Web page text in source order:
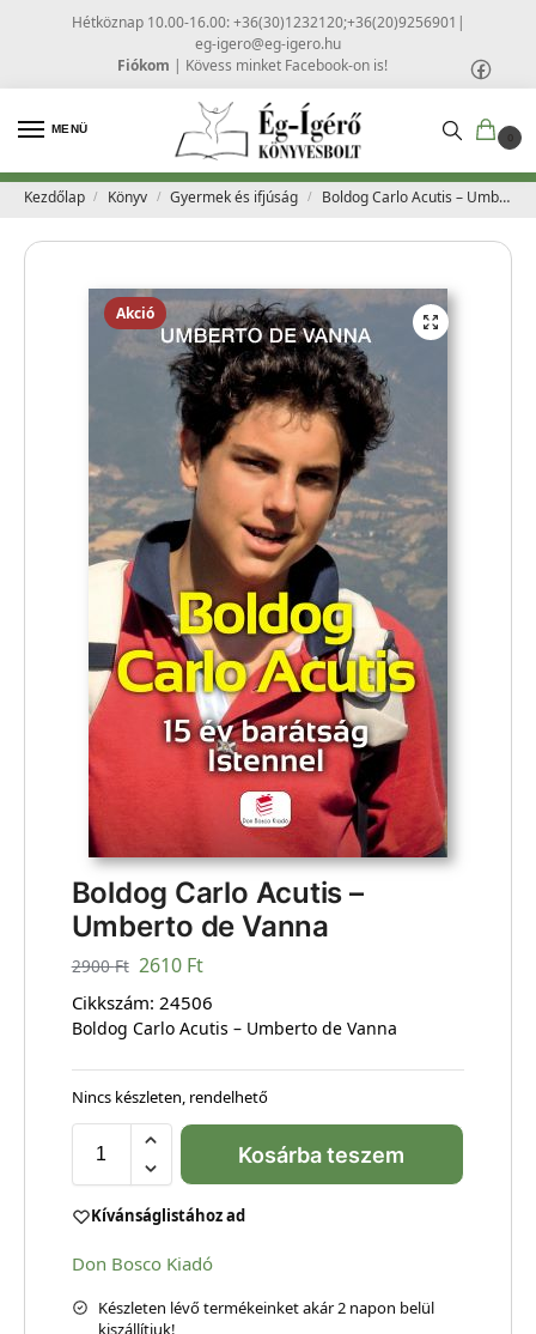
Hétköznap 10.00-16.00: +36(30)1232120;+36(20)9256901 |
eg-igero@eg-igero.hu
Fiókom | Kövess minket Facebook-on is!
MENÜ
0
Kezdőlap / Könyv / Gyermek és ifjúság / Boldog Carlo Acutis – Umberto de Vanna
Akció
Boldog Carlo Acutis –
Umberto de Vanna
2900Ft 2610 Ft
Cikkszám: 24506
Boldog Carlo Acutis – Umberto de Vanna
Nincs készleten, rendelhető
Kosárba teszem
Kívánságlistához ad
Don Bosco Kiadó
Készleten lévő termékeinket akár 2 napon belül
kiszállítjuk!